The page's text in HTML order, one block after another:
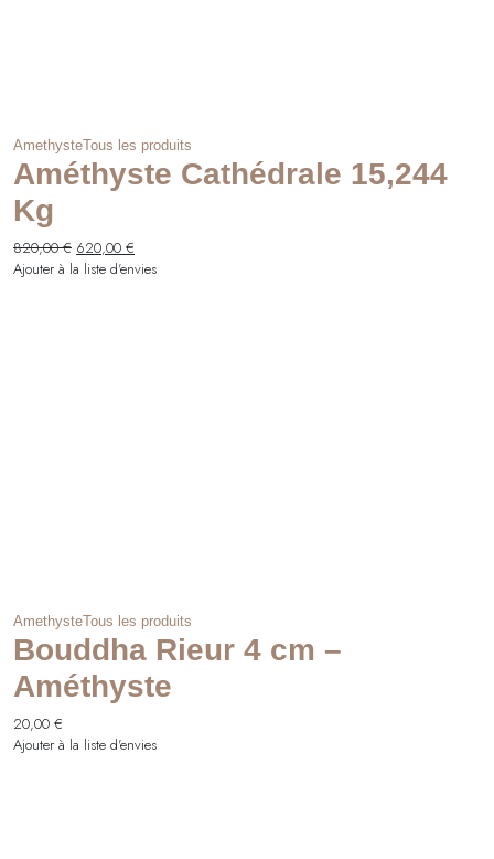
AmethysteTous les produits
Améthyste Cathédrale 15,244
Kg
820,00€ Le
prix
620,00 €
prix
Ajouter à la liste d'envies
AmethysteTous les produits
Bouddha Rieur 4 cm –
Améthyste
20,00 €
Ajouter à la liste d'envies